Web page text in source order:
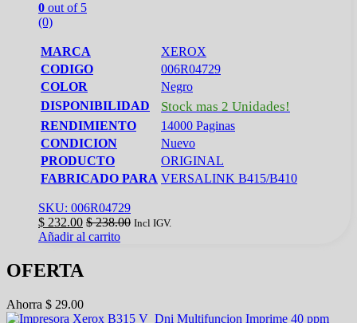
0 out of 5
(0)
MARCA
XEROX
CODIGO
006R04729
COLOR
Negro
DISPONIBILIDAD
Stock mas 2 Unidades!
RENDIMIENTO
14000 Paginas
CONDICION
Nuevo
PRODUCTO
ORIGINAL
FABRICADO PARA VERSALINK B415/B410
SKU: 006R04729
$ 232.00 $238.00 Incl IGV.
Añadir al carrito
OFERTA
Ahorra $ 29.00